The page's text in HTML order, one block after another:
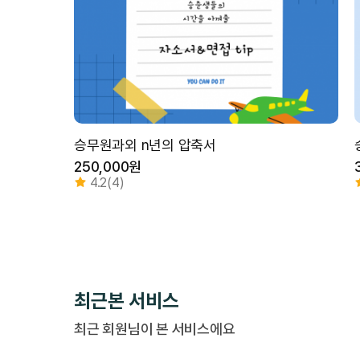
승무원과외 n년의 압축서
250,000원
4.2(4)
최근본 서비스
최근 회원님이 본 서비스에요